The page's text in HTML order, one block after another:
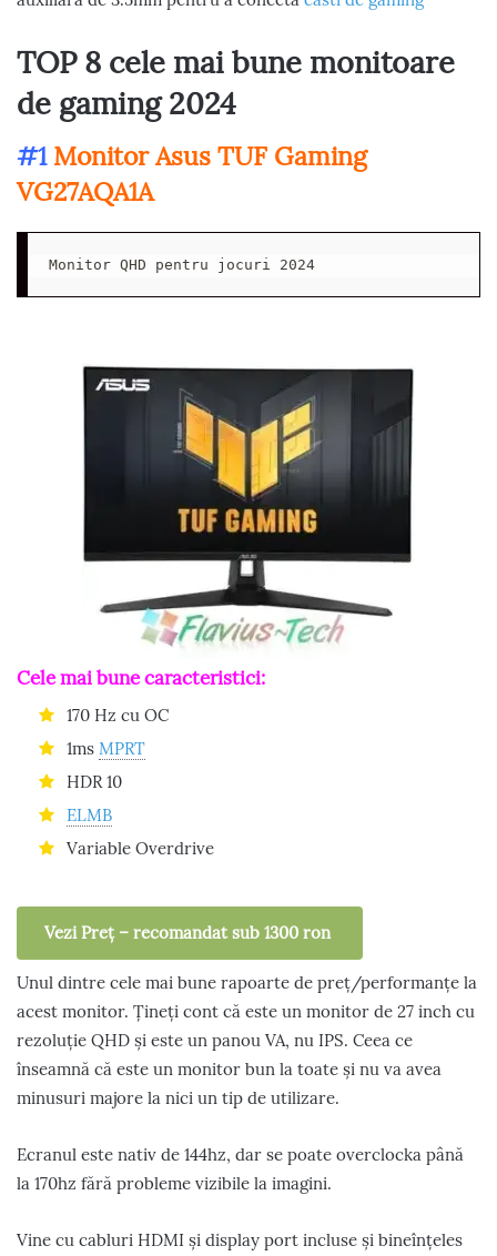
TOP 8 cele mai bune monitoare
de gaming 2024
#1Monitor Asus TUF Gaming
VG27AQA1A
Monitor QHD pentru jocuri 2024
Cele mai bune caracteristici:
170 Hz cu OC
1ms MPRT
HDR 10
ELMB
Variable Overdrive
Vezi Preț – recomandat sub 1300 ron
Unul dintre cele mai bune rapoarte de preț/performanțe la
acest monitor. Țineți cont că este un monitor de 27 inch cu
rezoluție QHD și este un panou VA, nu IPS. Ceea ce
înseamnă că este un monitor bun la toate și nu va avea
minusuri majore la nici un tip de utilizare.
Ecranul este nativ de 144hz, dar se poate overclocka până
la 170hz fără probleme vizibile la imagini.
Vine cu cabluri HDMI și display port incluse și bineînțeles